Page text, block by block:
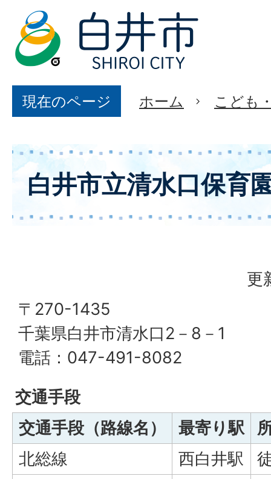
現在のページ ホーム こども
白井市立清水口保育
更
〒270-1435
千葉県白井市清水口2－8－1
電話：047-491-8082
交通手段
交通手段（路線名）
最寄り駅
北総線
西白井駅